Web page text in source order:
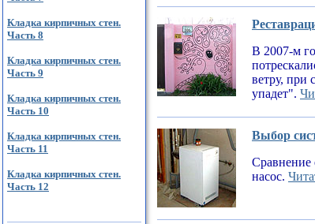
Кладка кирпичных стен.
Часть 8
Кладка кирпичных стен.
Часть 9
Кладка кирпичных стен.
Часть 10
Кладка кирпичных стен.
Часть 11
Кладка кирпичных стен.
Часть 12
В 2007-м
ветру, при
упадет".
Выбор
Сравнение
насос.